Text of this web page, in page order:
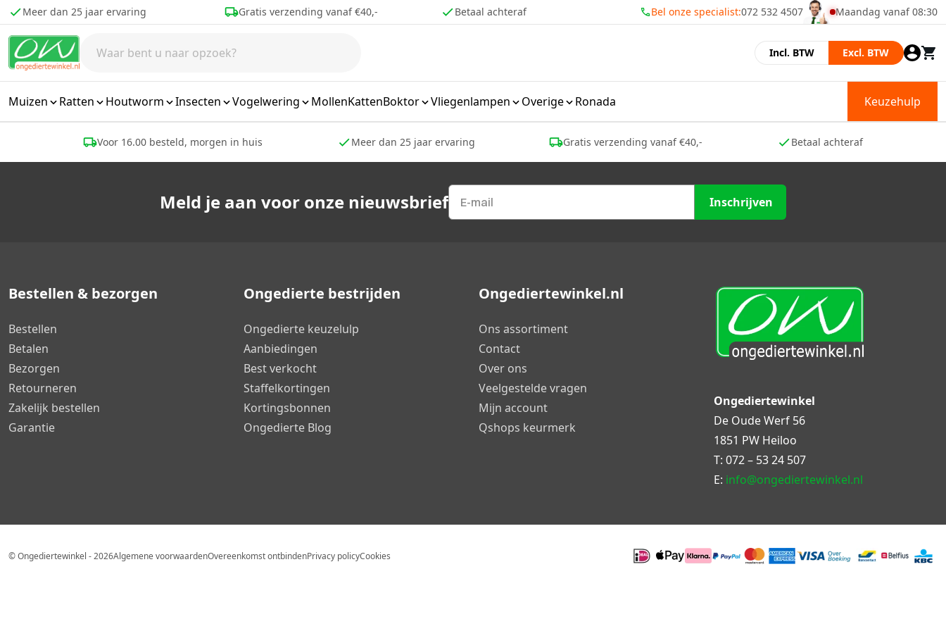
Ga naar de inhoud
Meer dan 25 jaar ervaring Gratis verzending vanaf €40,- Betaal achteraf Bel onze specialist:072 532 4507
Momenteel zijn wij
Maandag vanaf 08:30
Incl. BTW Excl. BTW
Muizen Ratten Houtworm Insecten Vogelwering MollenKattenBoktor Vliegenlampen Overige Ronada Keuzehulp
Voor 16.00 besteld, morgen in huis Meer dan 25 jaar ervaring Gratis verzending vanaf €40,- Betaal achteraf
Meld je aan voor onze nieuwsbrief Inschrijven
Bestellen & bezorgen
Bestellen
Betalen
Bezorgen
Retourneren
Zakelijk bestellen
Garantie
Ongedierte bestrijden
Ongedierte keuzelulp
Aanbiedingen
Best verkocht
Staffelkortingen
Kortingsbonnen
Ongedierte Blog
Ongediertewinkel.nl
Ons assortiment
Contact
Over ons
Veelgestelde vragen
Mijn account
Qshops keurmerk
Ongediertewinkel
De Oude Werf 56
1851 PW Heiloo
T: 072 – 53 24 507
E: info@ongediertewinkel.nl
© Ongediertewinkel - 2026Algemene voorwaardenOvereenkomst ontbindenPrivacy policyCookies